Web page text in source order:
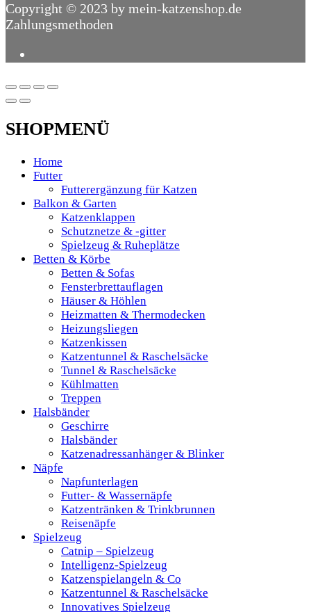
Copyright © 2023 by mein-katzenshop.de
Zahlungsmethoden
SHOPMENÜ
Home
Futter
Futterergänzung für Katzen
Balkon & Garten
Katzenklappen
Schutznetze & -gitter
Spielzeug & Ruheplätze
Betten & Körbe
Betten & Sofas
Fensterbrettauflagen
Häuser & Höhlen
Heizmatten & Thermodecken
Heizungsliegen
Katzenkissen
Katzentunnel & Raschelsäcke
Tunnel & Raschelsäcke
Kühlmatten
Treppen
Halsbänder
Geschirre
Halsbänder
Katzenadressanhänger & Blinker
Näpfe
Napfunterlagen
Futter- & Wassernäpfe
Katzentränken & Trinkbrunnen
Reisenäpfe
Spielzeug
Catnip – Spielzeug
Intelligenz-Spielzeug
Katzenspielangeln & Co
Katzentunnel & Raschelsäcke
Innovatives Spielzeug